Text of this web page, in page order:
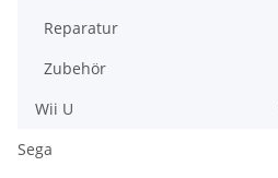
Reparatur
Zubehör
Wii U
Sega